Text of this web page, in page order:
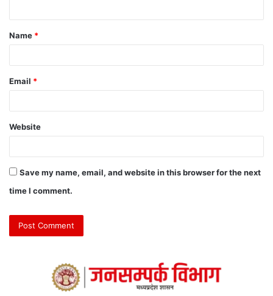
Name *
Email *
Website
Save my name, email, and website in this browser for the next
time I comment.